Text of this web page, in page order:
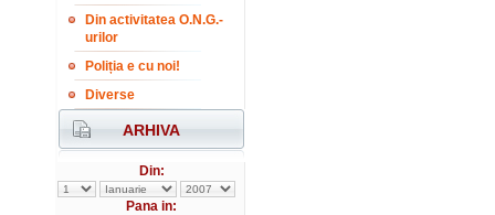
Din activitatea O.N.G.-
urilor
Poliția e cu noi!
Diverse
ARHIVA
Din:
Pana in: